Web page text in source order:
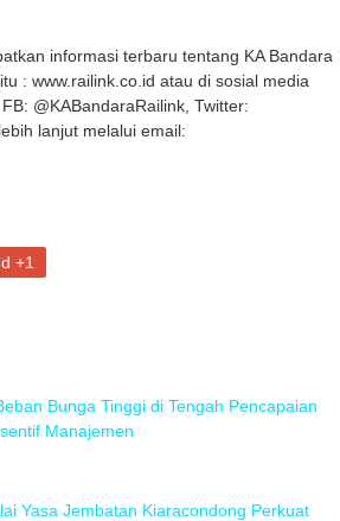
informasi terbaru tentang KA Bandara
: www.railink.co.id atau di sosial media
@KABandaraRailink, Twitter:
lanjut melalui email:
+1
Bunga Tinggi di Tengah Pencapaian
Manajemen
Yasa Jembatan Kiaracondong Perkuat